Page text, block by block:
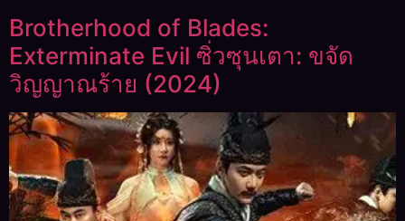
Brotherhood of Blades:
Exterminate Evil ซิ่วซุนเตา: ขจัด
วิญญาณร้าย (2024)